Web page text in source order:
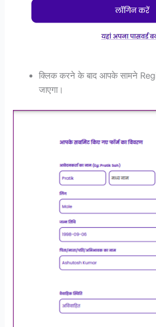
क्लिक करने के बाद आपके सामने
जाएगा।